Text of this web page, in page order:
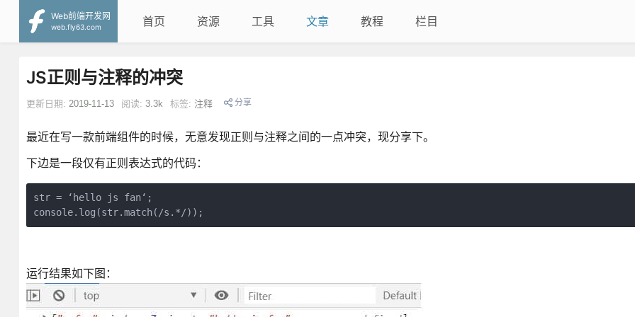
Web前端开发网
web.fly63.com
首页 资源 工具 文章 教程 栏目
JS正则与注释的冲突
更新日期: 2019-11-13 阅读: 3.3k 标签: 注释 分享
最近在写一款前端组件的时候，无意发现正则与注释之间的一点冲突，现分享下。
下边是一段仅有正则表达式的代码：
str = ‘hello js fan‘;
console.log(str.match(/s.*/));
运行结果如下图：